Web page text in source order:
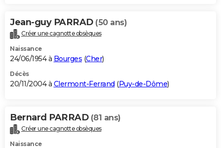
Jean-guy PARRAD (50 ans)
Créer une cagnotte obsèques
Naissance
24/06/1954 à Bourges (Cher)
Décès
20/11/2004 à Clermont-Ferrand (Puy-de-Dôme)
Bernard PARRAD (81 ans)
Créer une cagnotte obsèques
Naissance